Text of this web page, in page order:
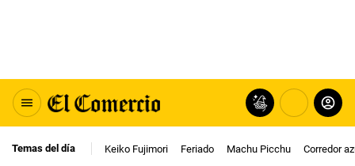
Temas del día Keiko Fujimori Feriado Machu Picchu Corredor